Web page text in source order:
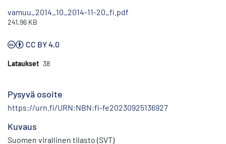
vamuu_2014_10_2014-11-20_fi.pdf
241.96 KB
CC BY 4.0
Lataukset 38
Pysyvä osoite
https://urn.fi/URN:NBN:fi-fe20230925136927
Kuvaus
Suomen virallinen tilasto (SVT)